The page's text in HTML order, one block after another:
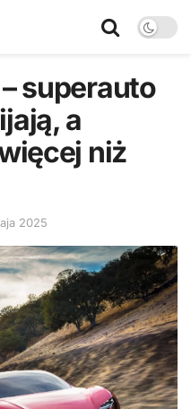
superauto
a
niż
2025